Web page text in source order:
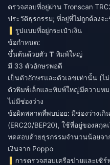
ตรวจสอบที่อยู่ผ่าน Tronscan
ประวัติธุรกรรม; ที่อยู่ที่ไม่ถูกต้องจ
รูปแบบที่อยู่กระเป๋าเงิน
ข้อกำหนด:
ขึ้นต้นด้วยตัว T พิมพ์ใหญ่
มี 33 ตัวอักษรพอดี
เป็นตัวอักษรและตัวเลขเท่านั้น (
ตัวพิมพ์เล็กและพิมพ์ใหญ่มีความห
ไม่มีช่องว่าง
ข้อผิดพลาดที่พบบ่อย: มีช่องว่างเกิ
(ERC20/BEP20), ใช้ที่อยู่ของสกุ
ทดสอบด้วยธุรกรรมจำนวนน้อยจ
เงินจาก Poppo
การตรวจสอบเครือข่ายและเซิร์